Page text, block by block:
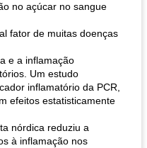
no açúcar no sangue
fator de muitas doenças
e a inflamação
Um estudo
inflamatório da PCR,
efeitos estatisticamente
nórdica reduziu a
à inflamação nos